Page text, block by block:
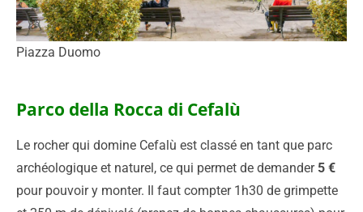
Piazza Duomo
Parco della Rocca di Cefalù
Le rocher qui domine Cefalù est classé en tant que parc
archéologique et naturel, ce qui permet de demander 5 €
pour pouvoir y monter. Il faut compter 1h30 de grimpette